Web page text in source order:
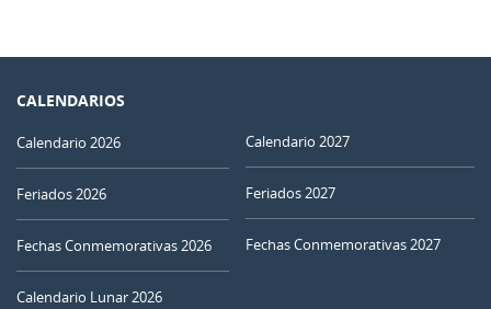
CALENDARIOS
Calendario 2026
Feriados 2026
Fechas Conmemorativas 2026
Calendario Lunar 2026
Calendario 2027
Feriados 2027
Fechas Conmemorativas 2027